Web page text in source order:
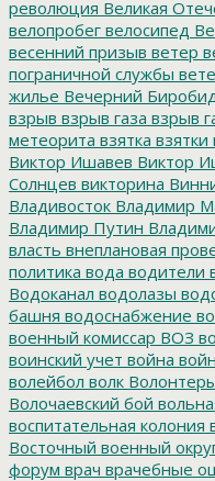
революция Великая
велопробег велосипед
весенний призыв ветер
пограничной службы
жилье Вечерний
взрыв взрыв газа взрыв
метеорита взятка взятки
Виктор Ишавев Виктор
Солнцев викторина
Владивосток Владимир
Владимир Путин
власть внеплановая
политика вода водители
Водоканал водолазы
башня водоснабжение
военный комиссар ВОЗ
воинский учет война
волейбол волк
Волочаевский бой
воспитательная колония
Восточный военный
форум врач врачебные